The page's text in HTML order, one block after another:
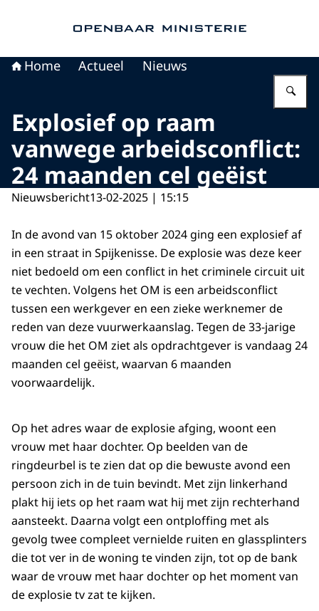
Home Actueel Nieuws
Explosief op raam
vanwege arbeidsconflict:
24 maanden cel geëist
Nieuwsbericht13-02-2025 | 15:15
In de avond van 15 oktober 2024 ging een explosief af
in een straat in Spijkenisse. De explosie was deze keer
niet bedoeld om een conflict in het criminele circuit uit
te vechten. Volgens het OM is een arbeidsconflict
tussen een werkgever en een zieke werknemer de
reden van deze vuurwerkaanslag. Tegen de 33-jarige
vrouw die het OM ziet als opdrachtgever is vandaag 24
maanden cel geëist, waarvan 6 maanden
voorwaardelijk.
Op het adres waar de explosie afging, woont een
vrouw met haar dochter. Op beelden van de
ringdeurbel is te zien dat op die bewuste avond een
persoon zich in de tuin bevindt. Met zijn linkerhand
plakt hij iets op het raam wat hij met zijn rechterhand
aansteekt. Daarna volgt een ontploffing met als
gevolg twee compleet vernielde ruiten en glassplinters
die tot ver in de woning te vinden zijn, tot op de bank
waar de vrouw met haar dochter op het moment van
de explosie tv zat te kijken.